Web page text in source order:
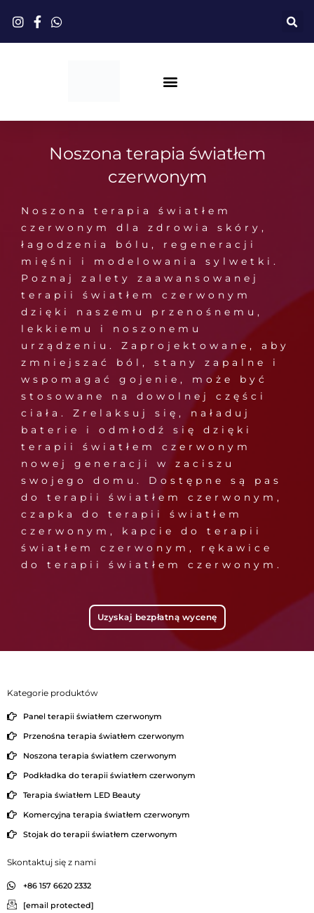
treści
Noszona terapia światłem
czerwonym
Noszona terapia światłem
czerwonym dla zdrowia skóry,
łagodzenia bólu, regeneracji
mięśni i modelowania sylwetki.
Poznaj zalety zaawansowanej
terapii światłem czerwonym
dzięki naszemu przenośnemu,
lekkiemu i noszonemu
urządzeniu. Zaprojektowane, aby
zmniejszać ból, stany zapalne i
wspomagać gojenie, może być
stosowane na dowolnej części
ciała. Zrelaksuj się, naładuj
baterie i odmłodź się dzięki
terapii światłem czerwonym
nowej generacji w zaciszu
swojego domu. Dostępne są pas
do terapii światłem czerwonym,
czapka do terapii światłem
czerwonym, kapcie do terapii
światłem czerwonym, rękawice
do terapii światłem czerwonym.
Uzyskaj bezpłatną wycenę
Kategorie produktów
Panel terapii światłem czerwonym
Przenośna terapia światłem czerwonym
Noszona terapia światłem czerwonym
Podkładka do terapii światłem czerwonym
Terapia światłem LED Beauty
Komercyjna terapia światłem czerwonym
Stojak do terapii światłem czerwonym
Skontaktuj się z nami
+86 157 6620 2332
[email protected]